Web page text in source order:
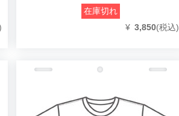
在庫切れ
¥ 3,850(税込)